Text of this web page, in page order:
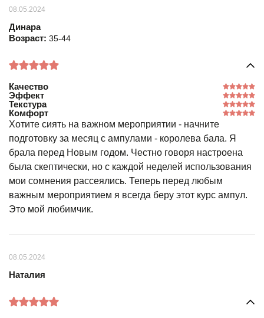
08.05.2024
Динара
Возраст: 35-44
Качество
Эффект
Текстура
Комфорт
Хотите сиять на важном мероприятии - начните
подготовку за месяц с ампулами - королева бала. Я
брала перед Новым годом. Честно говоря настроена
была скептически, но с каждой неделей использования
мои сомнения рассеялись. Теперь перед любым
важным мероприятием я всегда беру этот курс ампул.
Это мой любимчик.
08.05.2024
Наталия